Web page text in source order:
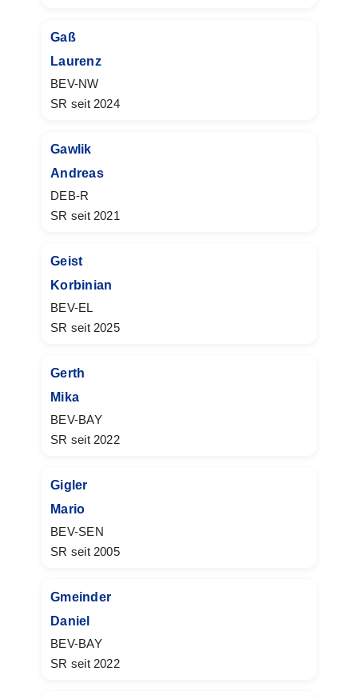
Gaß
Laurenz
BEV-NW
SR seit 2024
Gawlik
Andreas
DEB-R
SR seit 2021
Geist
Korbinian
BEV-EL
SR seit 2025
Gerth
Mika
BEV-BAY
SR seit 2022
Gigler
Mario
BEV-SEN
SR seit 2005
Gmeinder
Daniel
BEV-BAY
SR seit 2022